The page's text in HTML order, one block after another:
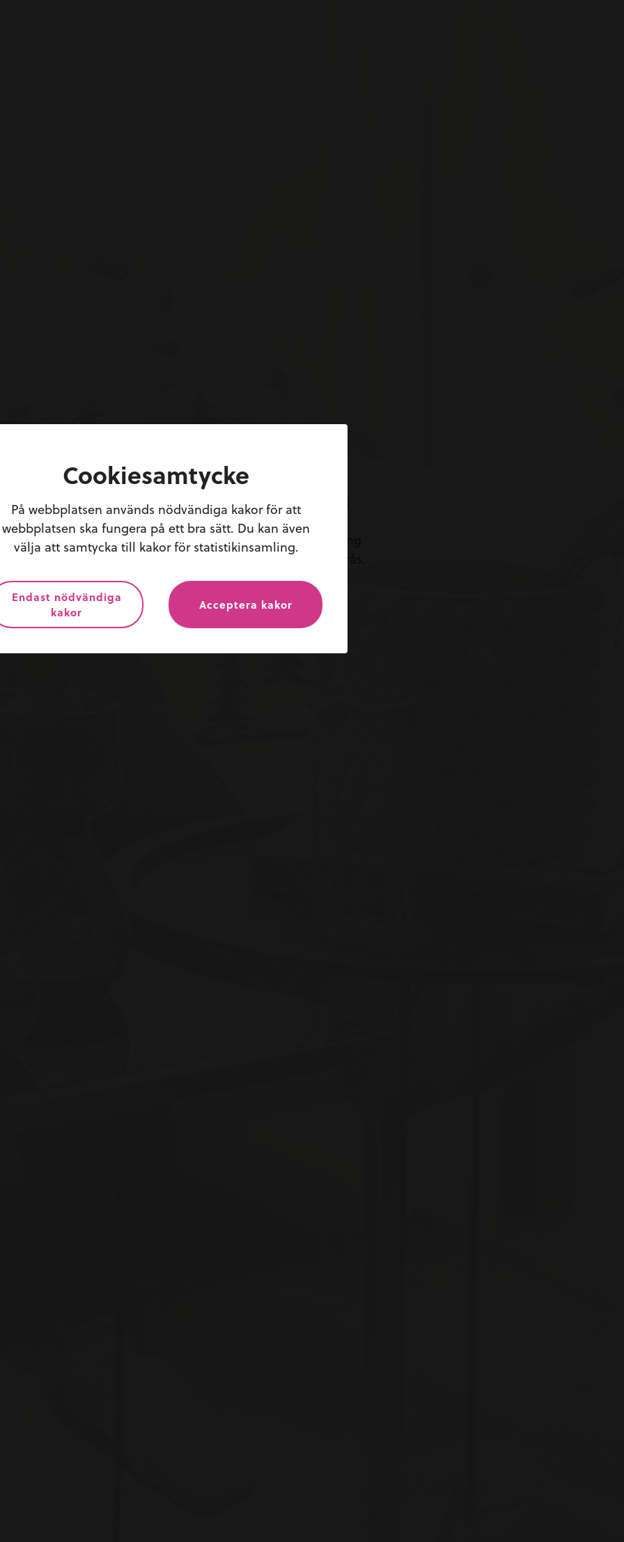
oberoendemäklare
säljtankar? Välj enoberoende mäklarenära dig som har lång
av att förmedla bostäder i hela Heby kommun och i Västerås.
Ta första steget, boka en kostnadsfri värdering.
Kostnadsfri värdering
Cookiesamtycke
På webbplatsen används nödvändiga kakor för att
webbplatsen ska fungera på ett bra sätt. Du kan även
välja att samtycka till kakor för statistikinsamling.
Endast nödvändiga
kakor
Acceptera kakor